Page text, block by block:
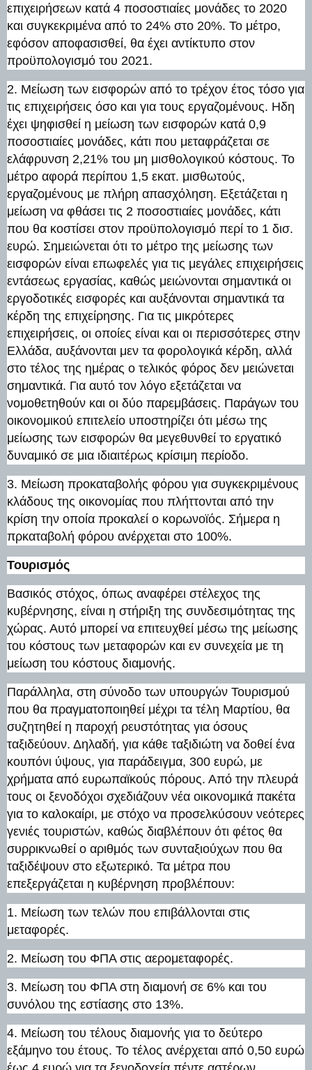
επιχειρήσεων κατά 4 ποσοστιαίες μονάδες το 2020
και συγκεκριμένα από το 24% στο 20%. Το μέτρο,
εφόσον αποφασισθεί, θα έχει αντίκτυπο στον
προϋπολογισμό του 2021.
2. Μείωση των εισφορών από το τρέχον έτος τόσο για
τις επιχειρήσεις όσο και για τους εργαζομένους. Ηδη
έχει ψηφισθεί η μείωση των εισφορών κατά 0,9
ποσοστιαίες μονάδες, κάτι που μεταφράζεται σε
ελάφρυνση 2,21% του μη μισθολογικού κόστους. Το
μέτρο αφορά περίπου 1,5 εκατ. μισθωτούς,
εργαζομένους με πλήρη απασχόληση. Εξετάζεται η
μείωση να φθάσει τις 2 ποσοστιαίες μονάδες, κάτι
που θα κοστίσει στον προϋπολογισμό περί το 1 δισ.
ευρώ. Σημειώνεται ότι το μέτρο της μείωσης των
εισφορών είναι επωφελές για τις μεγάλες επιχειρήσεις
εντάσεως εργασίας, καθώς μειώνονται σημαντικά οι
εργοδοτικές εισφορές και αυξάνονται σημαντικά τα
κέρδη της επιχείρησης. Για τις μικρότερες
επιχειρήσεις, οι οποίες είναι και οι περισσότερες στην
Ελλάδα, αυξάνονται μεν τα φορολογικά κέρδη, αλλά
στο τέλος της ημέρας ο τελικός φόρος δεν μειώνεται
σημαντικά. Για αυτό τον λόγο εξετάζεται να
νομοθετηθούν και οι δύο παρεμβάσεις. Παράγων του
οικονομικού επιτελείο υποστηρίζει ότι μέσω της
μείωσης των εισφορών θα μεγεθυνθεί το εργατικό
δυναμικό σε μια ιδιαιτέρως κρίσιμη περίοδο.
3. Μείωση προκαταβολής φόρου για συγκεκριμένους
κλάδους της οικονομίας που πλήττονται από την
κρίση την οποία προκαλεί ο κορωνοϊός. Σήμερα η
πρκαταβολή φόρου ανέρχεται στο 100%.
Τουρισμός
Βασικός στόχος, όπως αναφέρει στέλεχος της
κυβέρνησης, είναι η στήριξη της συνδεσιμότητας της
χώρας. Αυτό μπορεί να επιτευχθεί μέσω της μείωσης
του κόστους των μεταφορών και εν συνεχεία με τη
μείωση του κόστους διαμονής.
Παράλληλα, στη σύνοδο των υπουργών Τουρισμού
που θα πραγματοποιηθεί μέχρι τα τέλη Μαρτίου, θα
συζητηθεί η παροχή ρευστότητας για όσους
ταξιδεύουν. Δηλαδή, για κάθε ταξιδιώτη να δοθεί ένα
κουπόνι ύψους, για παράδειγμα, 300 ευρώ, με
χρήματα από ευρωπαϊκούς πόρους. Από την πλευρά
τους οι ξενοδόχοι σχεδιάζουν νέα οικονομικά πακέτα
για το καλοκαίρι, με στόχο να προσελκύσουν νεότερες
γενιές τουριστών, καθώς διαβλέπουν ότι φέτος θα
συρρικνωθεί ο αριθμός των συνταξιούχων που θα
ταξιδέψουν στο εξωτερικό. Τα μέτρα που
επεξεργάζεται η κυβέρνηση προβλέπουν:
1. Μείωση των τελών που επιβάλλονται στις
μεταφορές.
2. Μείωση του ΦΠΑ στις αερομεταφορές.
3. Μείωση του ΦΠΑ στη διαμονή σε 6% και του
συνόλου της εστίασης στο 13%.
4. Μείωση του τέλους διαμονής για το δεύτερο
εξάμηνο του έτους. Το τέλος ανέρχεται από 0,50 ευρώ